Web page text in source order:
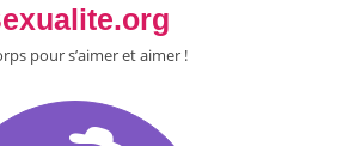
pour s’aimer et aimer !